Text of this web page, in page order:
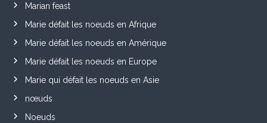
Marian feast
Marie défait les noeuds en Afrique
Marie défait les noeuds en Amérique
Marie défait les noeuds en Europe
Marie qui défait les noeuds en Asie
nœuds
Noeuds